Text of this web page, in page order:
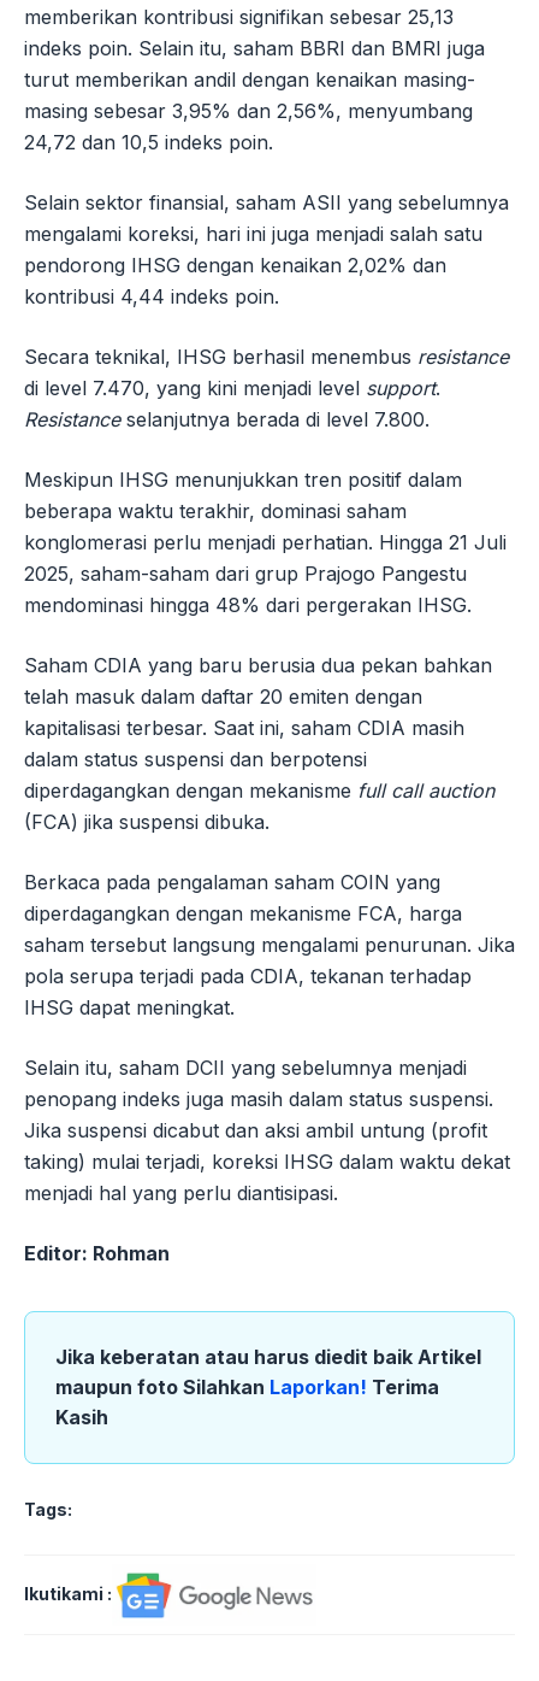
memberikan kontribusi signifikan sebesar 25,13
indeks poin. Selain itu, saham BBRI dan BMRI juga
turut memberikan andil dengan kenaikan masing-
masing sebesar 3,95% dan 2,56%, menyumbang
24,72 dan 10,5 indeks poin.
Selain sektor finansial, saham ASII yang sebelumnya
mengalami koreksi, hari ini juga menjadi salah satu
pendorong IHSG dengan kenaikan 2,02% dan
kontribusi 4,44 indeks poin.
Secara teknikal, IHSG berhasil menembus resistance
di level 7.470, yang kini menjadi level support.
Resistanceselanjutnya berada di level 7.800.
Meskipun IHSG menunjukkan tren positif dalam
beberapa waktu terakhir, dominasi saham
konglomerasi perlu menjadi perhatian. Hingga 21 Juli
2025, saham-saham dari grup Prajogo Pangestu
mendominasi hingga 48% dari pergerakan IHSG.
Saham CDIA yang baru berusia dua pekan bahkan
telah masuk dalam daftar 20 emiten dengan
kapitalisasi terbesar. Saat ini, saham CDIA masih
dalam status suspensi dan berpotensi
diperdagangkan dengan mekanisme full call auction
(FCA) jika suspensi dibuka.
Berkaca pada pengalaman saham COIN yang
diperdagangkan dengan mekanisme FCA, harga
saham tersebut langsung mengalami penurunan. Jika
pola serupa terjadi pada CDIA, tekanan terhadap
IHSG dapat meningkat.
Selain itu, saham DCII yang sebelumnya menjadi
penopang indeks juga masih dalam status suspensi.
Jika suspensi dicabut dan aksi ambil untung (profit
taking) mulai terjadi, koreksi IHSG dalam waktu dekat
menjadi hal yang perlu diantisipasi.
Editor: Rohman
Jika keberatan atau harus diedit baik Artikel
maupun foto Silahkan Laporkan! Terima
Kasih
Tags:
Ikutikami :